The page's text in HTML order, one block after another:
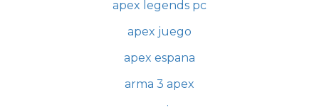
apex legends pc
apex juego
apex espana
arma 3 apex